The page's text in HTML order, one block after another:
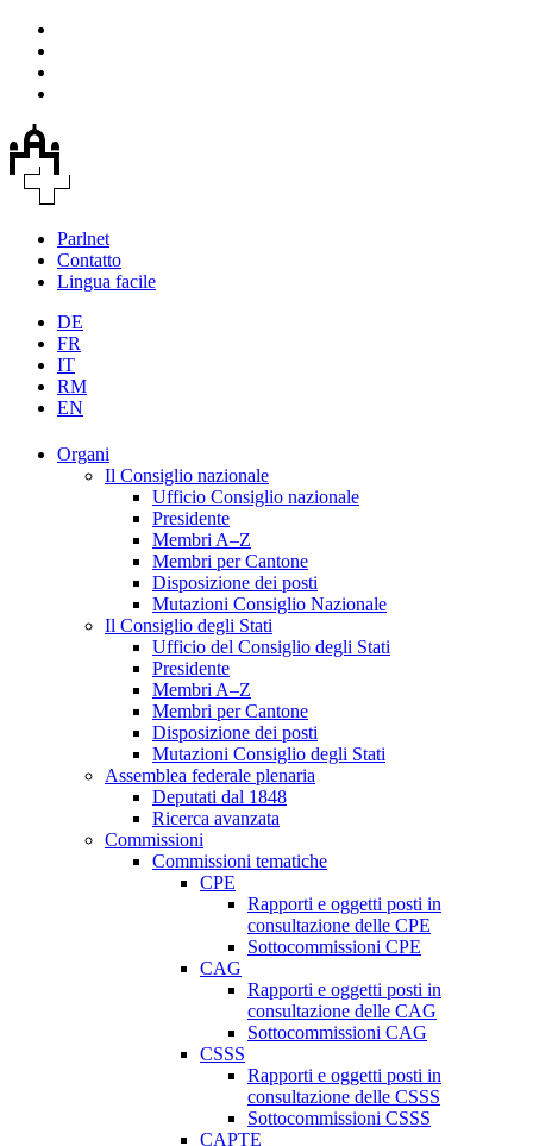
Parlnet
Contatto
Lingua facile
DE
FR
IT
RM
EN
Organi
Il Consiglio nazionale
Ufficio Consiglio nazionale
Presidente
Membri A–Z
Membri per Cantone
Disposizione dei posti
Mutazioni Consiglio Nazionale
Il Consiglio degli Stati
Ufficio del Consiglio degli Stati
Presidente
Membri A–Z
Membri per Cantone
Disposizione dei posti
Mutazioni Consiglio degli Stati
Assemblea federale plenaria
Deputati dal 1848
Ricerca avanzata
Commissioni
Commissioni tematiche
CPE
Rapporti e oggetti posti in
consultazione delle CPE
Sottocommissioni CPE
CAG
Rapporti e oggetti posti in
consultazione delle CAG
Sottocommissioni CAG
CSSS
Rapporti e oggetti posti in
consultazione delle CSSS
Sottocommissioni CSSS
CAPTE